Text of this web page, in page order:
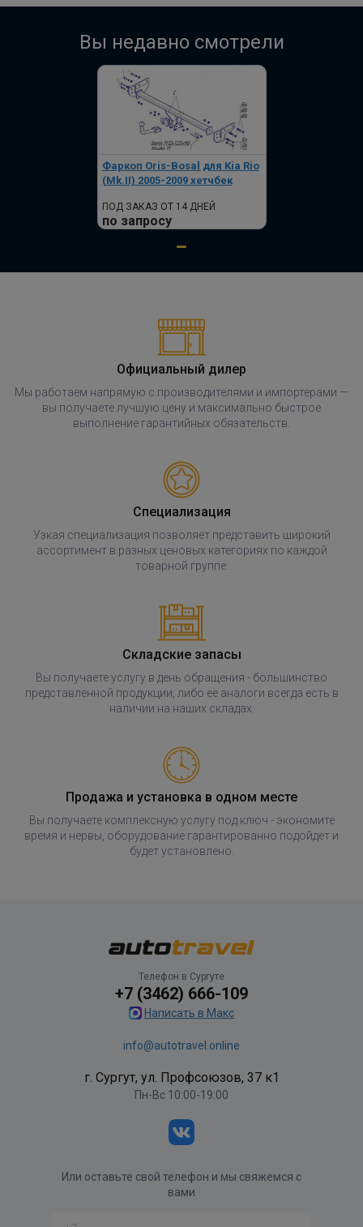
Вы недавно смотрели
Фаркоп Oris-Bosal для Kia Rio
(Mk.II) 2005-2009 хетчбек
ПОД ЗАКАЗ ОТ 14 ДНЕЙ
по запросу
Официальный дилер
Мы работаем напрямую с производителями и импортерами —
вы получаете лучшую цену и максимально быстрое
выполнение гарантийных обязательств.
Специализация
Узкая специализация позволяет представить широкий
ассортимент в разных ценовых категориях по каждой
товарной группе.
Складские запасы
Вы получаете услугу в день обращения - большинство
представленной продукции, либо ее аналоги всегда есть в
наличии на наших складах.
Продажа и установка в одном месте
Вы получаете комплексную услугу под ключ - экономите
время и нервы, оборудование гарантированно подойдет и
будет установлено.
Телефон в Сургуте
+7 (3462) 666-109
Написать в Макс
info@autotravel.online
г. Сургут, ул. Профсоюзов, 37 к1
Пн-Вс 10:00-19:00
Или оставьте свой телефон и мы свяжемся с
вами